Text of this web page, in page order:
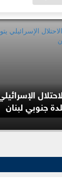
جنوبي لبنان